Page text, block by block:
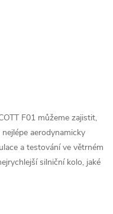
F01 můžeme zajistit,
aerodynamicky
a testování ve větrném
silniční kolo, jaké